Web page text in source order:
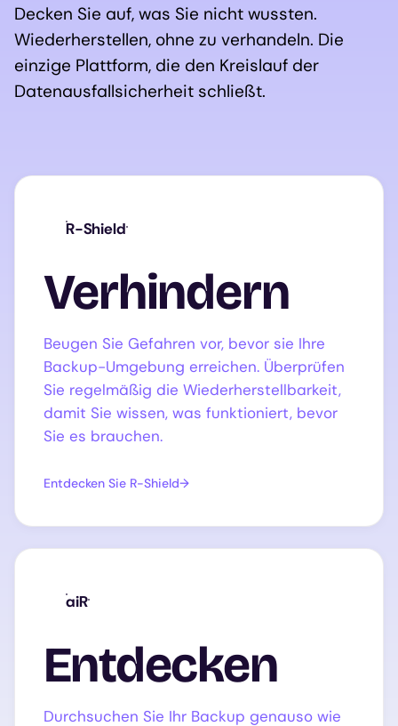
Decken Sie auf, was Sie nicht wussten.
Wiederherstellen, ohne zu verhandeln. Die
einzige Plattform, die den Kreislauf der
Datenausfallsicherheit schließt.
R-Shield
Verhindern
Beugen Sie Gefahren vor, bevor sie Ihre
Backup-Umgebung erreichen. Überprüfen
Sie regelmäßig die Wiederherstellbarkeit,
damit Sie wissen, was funktioniert, bevor
Sie es brauchen.
Entdecken Sie R-Shield
aiR
Entdecken
Durchsuchen Sie Ihr Backup genauso wie